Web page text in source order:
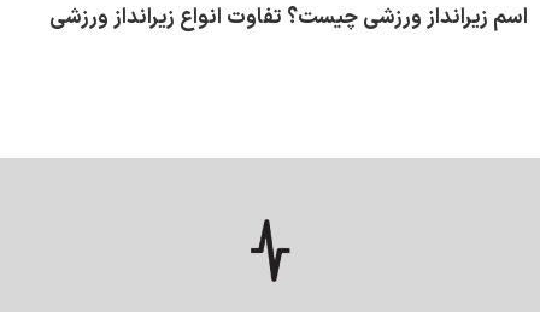
اسم زیرانداز ورزشی چیست؟ تفاوت انواع زیرانداز ورزشی